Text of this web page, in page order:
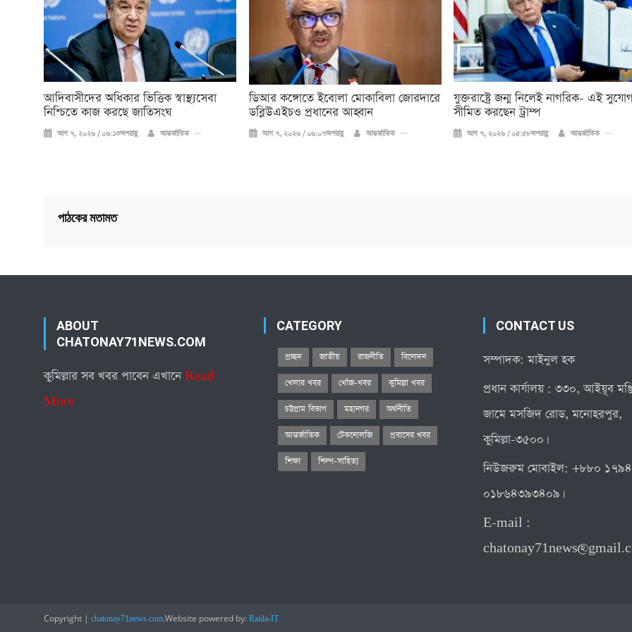
আদিবাসীদের অধিকার ভিত্তিক স্বাস্থ্যসেবা
নিশ্চিতে কাজ করছে জাতিসংঘ
আগ ৭, ২০২৬ / ০৬:১৩অপরাহ্ণ আন্তর্জাতিক
ডিআর কঙ্গোতে ইবোলা মোকাবিলা জোরদারে
ডব্লিউএইচও প্রধানের আহ্বান
আগ ৭, ২০২৬ / ০৬:০৭অপরাহ্ণ আন্তর্জাতিক
যুক্তরাষ্ট্রে জন্ম নিলেই নাগরিক- এই
সীমিত করছেন ট্রাম্প
আগ ৭, ২০২৬ / ০৫:৫৮অপরাহ্ণ আন্তর্জাতিক
পাঠকের মতামত
ABOUT
CHATONAY71NEWS.COM
কুমিল্লার সব খবর পাবেন এখানেRead
More
CATEGORY
প্রচ্ছদ জাতীয় রাজনীতি বিনোদন
খেলার খবর খোঁজ-খবর কুমিল্লা খবর
চট্টগ্রাম বিভাগ মহানগর অর্থনীতি
আন্তর্জাতিক টেকনোলজি প্রবাসের খবর
শিক্ষা শিল্প-সাহিত্য
CONTACT US
সম্পাদক: মাইনুল হক
প্রধান কার্যালয় : ৩৩০, আইয়ূব
জামে মসজিদ রোড, মনোহরপুর,
কুমিল্লা-৩৫০০।
নিউজরুম মোবাইল: +৮৮০
০১৮৬৪৩৯৩৪০৯।
E-mail :
Copyright | chatonay71news.com.Website powered by: Raida-IT